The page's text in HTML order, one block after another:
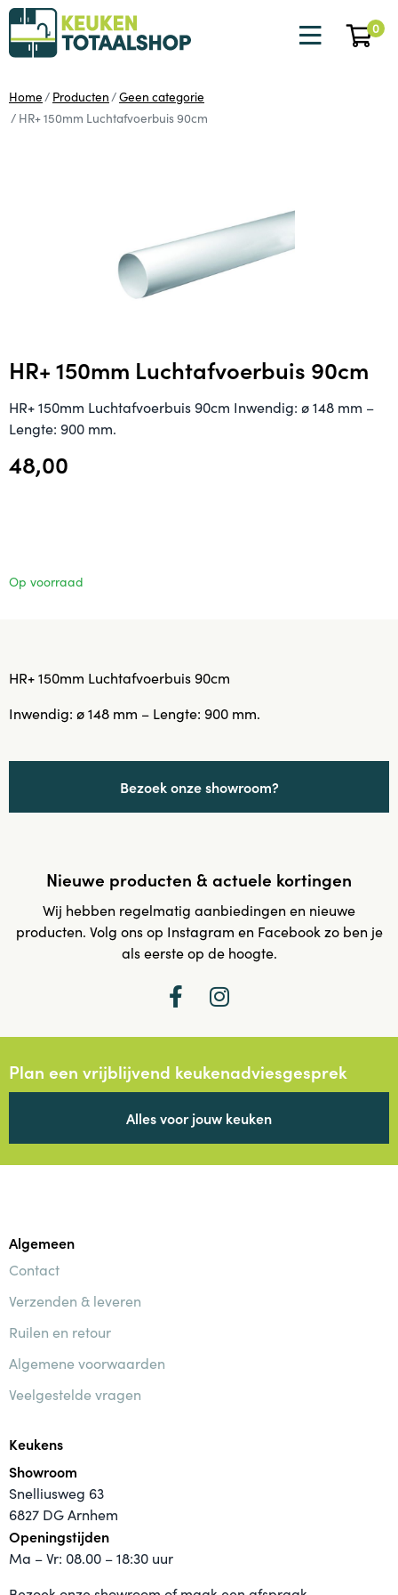
0
Home Producten
Geen categorie
HR+ 150mm Luchtafvoerbuis 90cm
HR+ 150mm Luchtafvoerbuis 90cm
HR+ 150mm Luchtafvoerbuis 90cm Inwendig: ø 148 mm –
Lengte: 900 mm.
48,00
Op voorraad
HR+ 150mm Luchtafvoerbuis 90cm
Inwendig: ø 148 mm – Lengte: 900 mm.
Bezoek onze showroom?
Nieuwe producten & actuele kortingen
Wij hebben regelmatig aanbiedingen en nieuwe
producten. Volg ons op Instagram en Facebook zo ben je
als eerste op de hoogte.
Plan een vrijblijvend keukenadviesgesprek
Alles voor jouw keuken
Algemeen
Contact
Verzenden & leveren
Ruilen en retour
Algemene voorwaarden
Veelgestelde vragen
Keukens
Showroom
Snelliusweg 63
6827 DG Arnhem
Openingstijden
Ma – Vr: 08.00 – 18:30 uur